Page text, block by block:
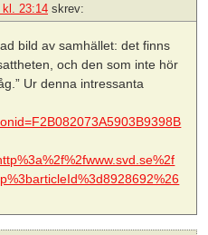
kl. 23:14 skrev:
bild av samhället: det finns
och den som inte hör
Ur denna intressanta